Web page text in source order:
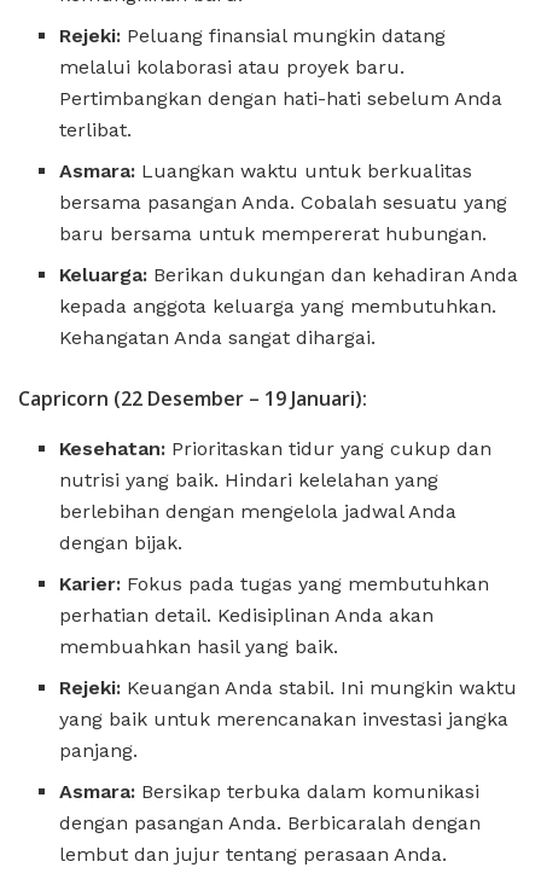
Rejeki: Peluang finansial mungkin datang
melalui kolaborasi atau proyek baru.
Pertimbangkan dengan hati-hati sebelum Anda
terlibat.
Asmara: Luangkan waktu untuk berkualitas
bersama pasangan Anda. Cobalah sesuatu yang
baru bersama untuk mempererat hubungan.
Keluarga: Berikan dukungan dan kehadiran Anda
kepada anggota keluarga yang membutuhkan.
Kehangatan Anda sangat dihargai.
Capricorn (22 Desember – 19 Januari):
Kesehatan: Prioritaskan tidur yang cukup dan
nutrisi yang baik. Hindari kelelahan yang
berlebihan dengan mengelola jadwal Anda
dengan bijak.
Karier: Fokus pada tugas yang membutuhkan
perhatian detail. Kedisiplinan Anda akan
membuahkan hasil yang baik.
Rejeki: Keuangan Anda stabil. Ini mungkin waktu
yang baik untuk merencanakan investasi jangka
panjang.
Asmara: Bersikap terbuka dalam komunikasi
dengan pasangan Anda. Berbicaralah dengan
lembut dan jujur ​​tentang perasaan Anda.